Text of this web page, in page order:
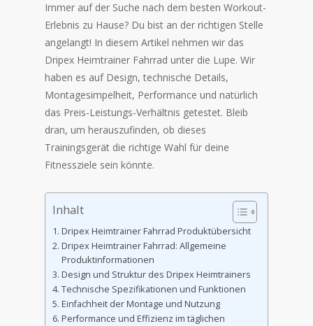
Immer auf der Suche nach dem besten Workout-
Erlebnis zu Hause? Du bist an der richtigen Stelle
angelangt! In diesem Artikel nehmen wir das
Dripex Heimtrainer Fahrrad unter die Lupe. Wir
haben es auf Design, technische Details,
Montagesimpelheit, Performance und natürlich
das Preis-Leistungs-Verhältnis getestet. Bleib
dran, um herauszufinden, ob dieses
Trainingsgerät die richtige Wahl für deine
Fitnessziele sein könnte.
Inhalt
Dripex Heimtrainer Fahrrad Produktübersicht
Dripex Heimtrainer Fahrrad: Allgemeine
Produktinformationen
Design und Struktur des Dripex Heimtrainers
Technische Spezifikationen und Funktionen
Einfachheit der Montage und Nutzung
Performance und Effizienz im täglichen